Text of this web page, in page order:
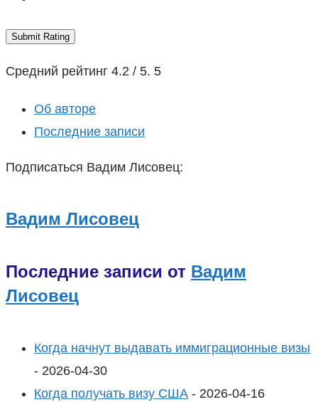
Submit Rating
Средний рейтинг 4.2 / 5. 5
Об авторе
Последние записи
Подписаться Вадим Лисовец:
Вадим Лисовец
Последние записи от Вадим
Лисовец
Когда начнут выдавать иммиграционные визы
- 2026-04-30
Когда получать визу США - 2026-04-16